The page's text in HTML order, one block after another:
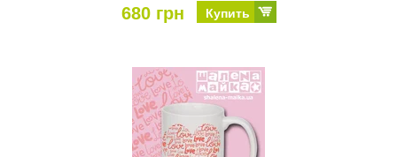
680 грн Купить